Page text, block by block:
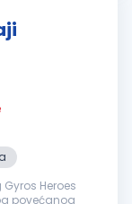
Heroes
povećanog